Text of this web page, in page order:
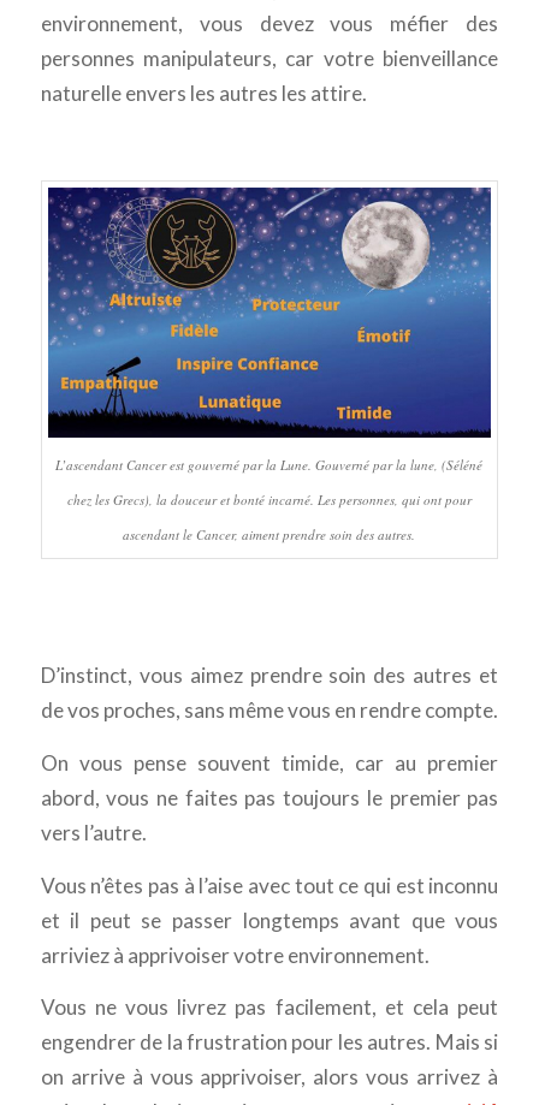
environnement, vous devez vous méfier des
personnes manipulateurs, car votre bienveillance
naturelle envers les autres les attire.
L’ascendant Cancer est gouverné par la Lune. Gouverné par la lune, (Séléné
chez les Grecs), la douceur et bonté incarné. Les personnes, qui ont pour
ascendant le Cancer, aiment prendre soin des autres.
D’instinct, vous aimez prendre soin des autres et
de vos proches, sans même vous en rendre compte.
On vous pense souvent timide, car au premier
abord, vous ne faites pas toujours le premier pas
vers l’autre.
Vous n’êtes pas à l’aise avec tout ce qui est inconnu
et il peut se passer longtemps avant que vous
arriviez à apprivoiser votre environnement.
Vous ne vous livrez pas facilement, et cela peut
engendrer de la frustration pour les autres. Mais si
on arrive à vous apprivoiser, alors vous arrivez à